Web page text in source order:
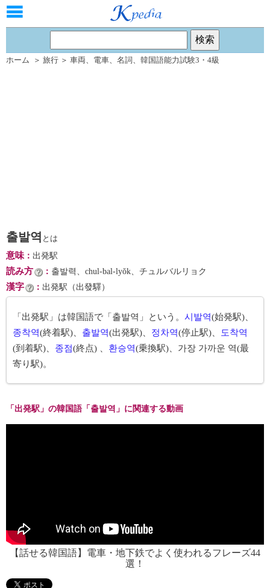
ホーム ＞ 旅行 ＞ 車両、 電車、 名詞 、 韓国語能力試験3・4級
출발역 とは
意味： 出発駅
読み方 ： 출발력、chul-bal-lyŏk、チュルバルリョク
漢字 ： 出発駅（出發驛）
「出発駅」は韓国語で「출발역」という。 시발역(始発駅)、
종착역(終着駅)、 출발역(出発駅)、 정차역(停止駅)、
도착역
(到着駅)、 종점(終点) 、 환승역(乗換駅)、가장 가까운 역(最
寄り駅)。
「出発駅」の韓国語「출발역」に関連する動画
【話せる韓国語】電車・地下鉄でよく使われるフレーズ44
選！